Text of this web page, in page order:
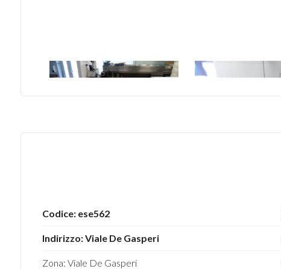
Codice: ese562
Indirizzo: Viale De Gasperi
Zona: Viale De Gasperi
Qualsiasi